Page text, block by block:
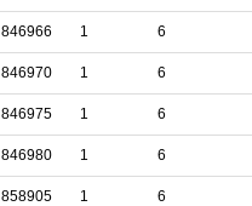
846966 1 6
846970 1 6
846975 1 6
846980 1 6
858905 1 6